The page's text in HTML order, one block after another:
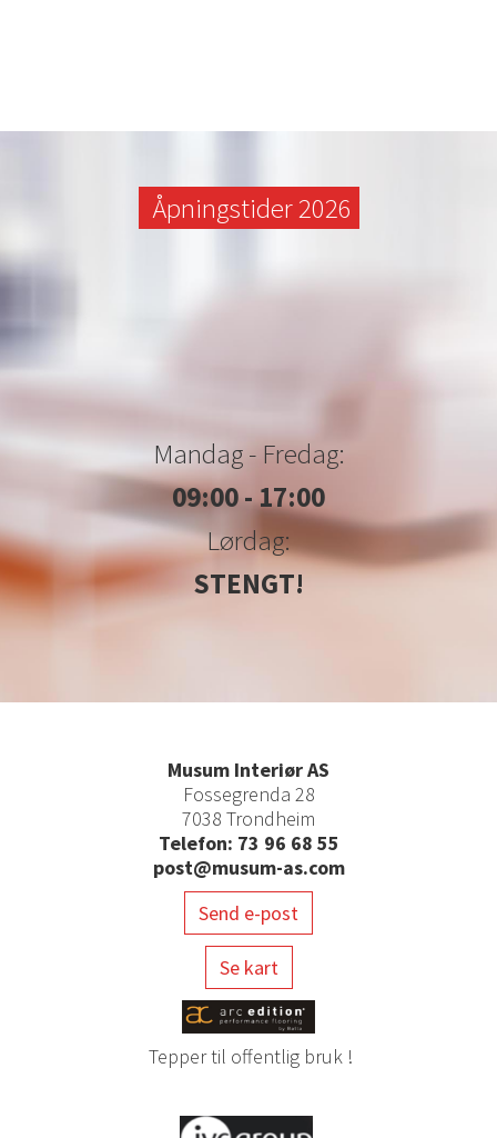
Åpningstider 2026
Mandag - Fredag:
09:00 - 17:00
Lørdag:
STENGT!
Musum Interiør AS
Fossegrenda 28
7038 Trondheim
Telefon: 73 96 68 55
post@musum-as.com
Send e-post
Se kart
Tepper til offentlig bruk !